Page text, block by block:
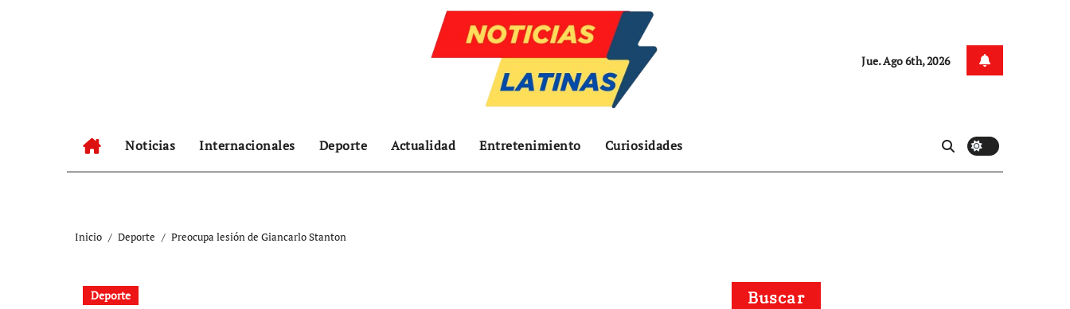
Jue. Ago 6th, 2026
Noticias Internacionales Deporte Actualidad Entretenimiento Curiosidades
Inicio Deporte Preocupa lesión de Giancarlo Stanton
Deporte Buscar